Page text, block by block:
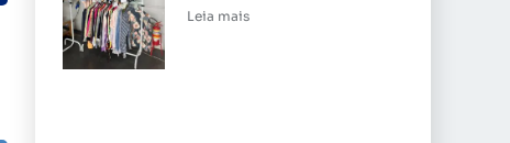
Leia mais